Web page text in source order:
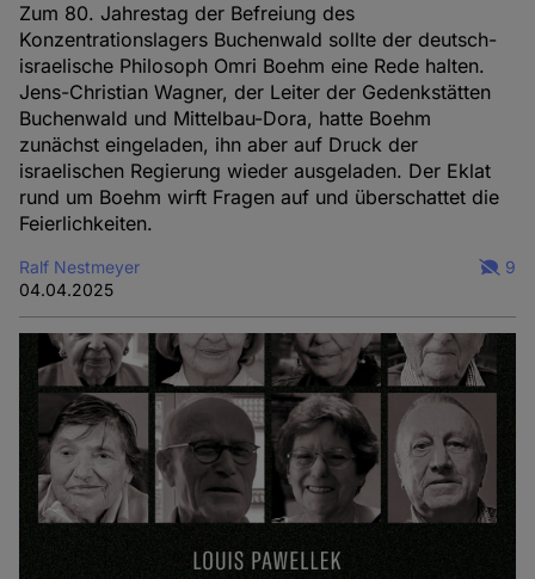
Zum 80. Jahrestag der Befreiung des
Konzentrationslagers Buchenwald sollte der deutsch-
israelische Philosoph Omri Boehm eine Rede halten.
Jens-Christian Wagner, der Leiter der Gedenkstätten
Buchenwald und Mittelbau-Dora, hatte Boehm
zunächst eingeladen, ihn aber auf Druck der
israelischen Regierung wieder ausgeladen. Der Eklat
rund um Boehm wirft Fragen auf und überschattet die
Feierlichkeiten.
Ralf Nestmeyer
04.04.2025
9